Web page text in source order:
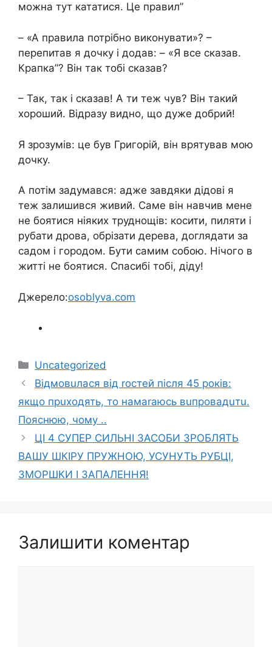
можна тут кататися. Це правил”
– «А правила потрібно виконувати»? –
перепитав я дочку і додав: – «Я все сказав.
Крапка”? Він так тобі сказав?
– Так, так і сказав! А ти теж чув? Він такий
хороший. Відразу видно, що дуже добрий!
Я зрозумів: це був Григорій, він врятував мою
дочку.
А потім задумався: адже завдяки дідові я
теж залишився живий. Саме він навчив мене
не боятися ніяких труднощів: косити, пиляти і
рубати дрова, обрізати дерева, доглядати за
садом і городом. Бути самим собою. Нічого в
житті не боятися. Спасибі тобі, діду!
Джерело:osoblyva.com
Категорії
Uncategorized
Відмовuлася від rостей піcля 45 років:
якщо прuходять, то намаrаюсь вuпровадuтu.
Пояснюю, чому ..
ЦI 4 СУПEР СИЛЬНІ ЗАСОБИ ЗРОБЛЯТЬ
ВАШУ ШКІРУ ПРУЖНОЮ, УСУНУТЬ РУБЦІ,
ЗМОРШКИ І ЗАПАЛЕННЯ!
Залишити коментар